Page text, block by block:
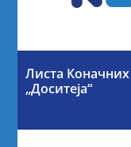
Листа Коначних
„Доситеја“